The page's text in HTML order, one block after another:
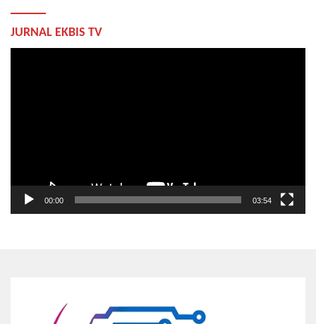
JURNAL EKBIS TV
00:00 03:54